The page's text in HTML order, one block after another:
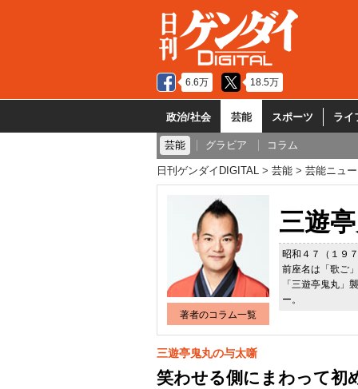
6.6万 18.5万
政治/社会 芸能 スポーツ ライ
芸能 グラビア コラム
日刊ゲンダイDIGITAL 芸能 芸能ニュ
著者のコラム一覧
三遊
昭和４７（１９
前座名は「歌ご
「三遊亭鬼丸」
ー。
三遊亭鬼丸の与太噺
笑わせる側にまわって初